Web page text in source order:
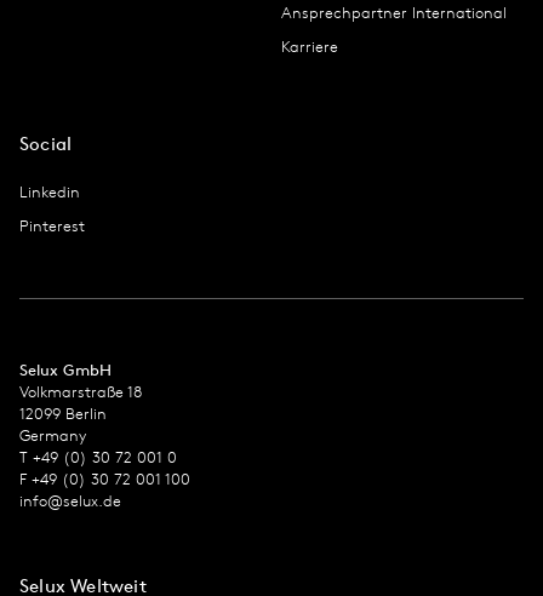
Ansprechpartner International
Karriere
Social
Linkedin
Pinterest
Selux GmbH
Volkmarstraße 18
12099 Berlin
Germany
T +49 (0) 30 72 001 0
F +49 (0) 30 72 001 100
info@selux.de
Selux Weltweit